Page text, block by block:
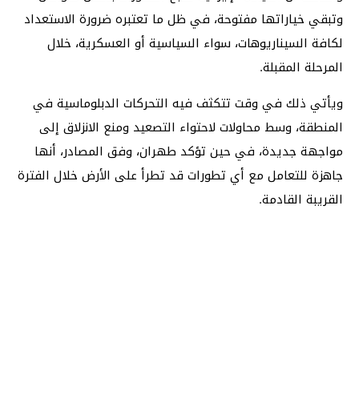
وتبقي خياراتها مفتوحة، في ظل ما تعتبره ضرورة الاستعداد
لكافة السيناريوهات، سواء السياسية أو العسكرية، خلال
المرحلة المقبلة.
ويأتي ذلك في وقت تتكثف فيه التحركات الدبلوماسية في
المنطقة، وسط محاولات لاحتواء التصعيد ومنع الانزلاق إلى
مواجهة جديدة، في حين تؤكد طهران، وفق المصادر، أنها
جاهزة للتعامل مع أي تطورات قد تطرأ على الأرض خلال الفترة
القريبة القادمة.